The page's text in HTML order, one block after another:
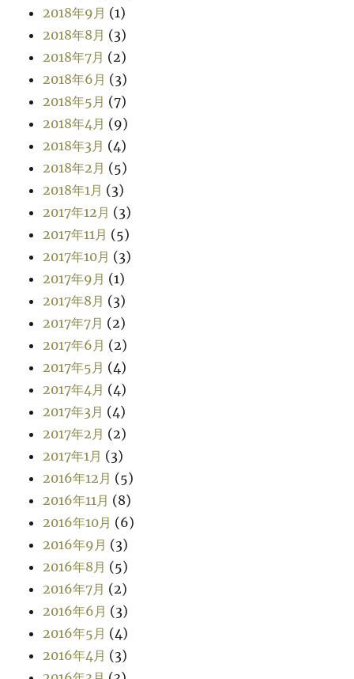
2018年9月 (1)
2018年8月 (3)
2018年7月 (2)
2018年6月 (3)
2018年5月 (7)
2018年4月 (9)
2018年3月 (4)
2018年2月 (5)
2018年1月 (3)
2017年12月 (3)
2017年11月 (5)
2017年10月 (3)
2017年9月 (1)
2017年8月 (3)
2017年7月 (2)
2017年6月 (2)
2017年5月 (4)
2017年4月 (4)
2017年3月 (4)
2017年2月 (2)
2017年1月 (3)
2016年12月 (5)
2016年11月 (8)
2016年10月 (6)
2016年9月 (3)
2016年8月 (5)
2016年7月 (2)
2016年6月 (3)
2016年5月 (4)
2016年4月 (3)